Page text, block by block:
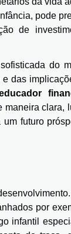
pode
de
do
das
maneira clara,
futuro
por
infantil